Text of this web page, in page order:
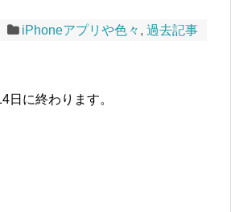
iPhoneアプリや色々 , 過去記事
日に終わります。